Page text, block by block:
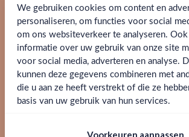
Ben jij 18 jaar of
Ja Nee
We gebruiken cookies om content en
personaliseren, om functies voor social
om ons websiteverkeer te analyseren.
informatie over uw gebruik van onze site
voor social media, adverteren en analyse.
kunnen deze gegevens combineren met
die u aan ze heeft verstrekt of die ze
basis van uw gebruik van hun services.
Voorkeuren aanpassen
Schrijf je in en ontvang direct 5%
bestelling.
Email
Claim mijn korting